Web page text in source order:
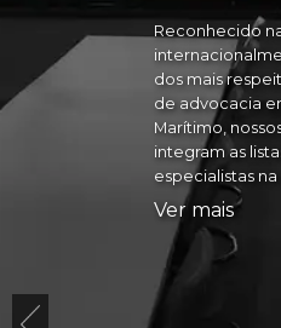
Reconhecido
dos mais
de advocacia
Marítimo,
integram as
especialistas na
Ver mais